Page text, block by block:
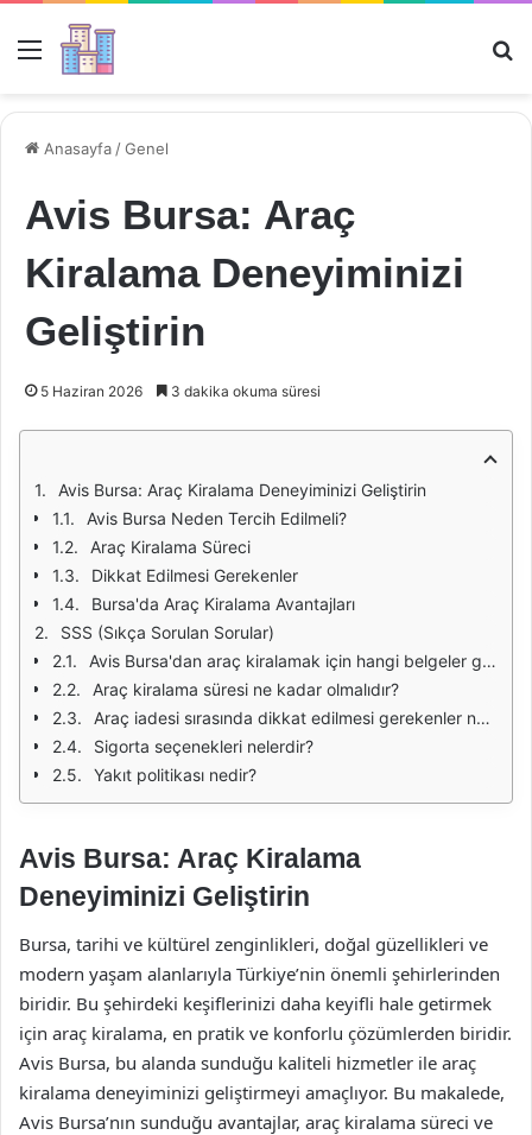
Menü
Anasayfa /Genel
Avis Bursa: Araç
Kiralama Deneyiminizi
Geliştirin
5 Haziran 2026 3 dakika okuma süresi
Avis Bursa: Araç Kiralama Deneyiminizi Geliştirin
Avis Bursa Neden Tercih Edilmeli?
Araç Kiralama Süreci
Dikkat Edilmesi Gerekenler
Bursa'da Araç Kiralama Avantajları
SSS (Sıkça Sorulan Sorular)
Avis Bursa'dan araç kiralamak için hangi belgeler gereklidir?
Araç kiralama süresi ne kadar olmalıdır?
Araç iadesi sırasında dikkat edilmesi gerekenler nelerdir?
Sigorta seçenekleri nelerdir?
Yakıt politikası nedir?
Avis Bursa: Araç Kiralama
Deneyiminizi Geliştirin
Bursa, tarihi ve kültürel zenginlikleri, doğal güzellikleri ve
modern yaşam alanlarıyla Türkiye’nin önemli şehirlerinden
biridir. Bu şehirdeki keşiflerinizi daha keyifli hale getirmek
için araç kiralama, en pratik ve konforlu çözümlerden biridir.
Avis Bursa, bu alanda sunduğu kaliteli hizmetler ile araç
kiralama deneyiminizi geliştirmeyi amaçlıyor. Bu makalede,
Avis Bursa’nın sunduğu avantajlar, araç kiralama süreci ve